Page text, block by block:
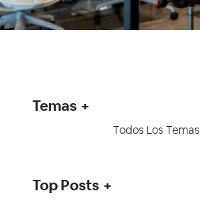
Temas
Todos Los Temas
Top Posts